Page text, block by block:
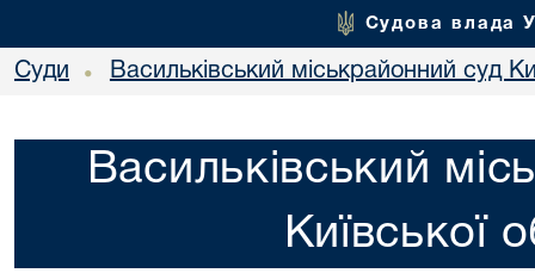
Судова влада
Суди • Васильківський міськрайонний суд
Васильківський
Київської